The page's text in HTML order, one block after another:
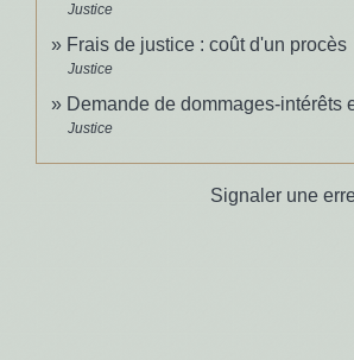
Justice
Frais de justice : coût d'un procès
Justice
Demande de dommages-intérêts
Justice
Signaler une